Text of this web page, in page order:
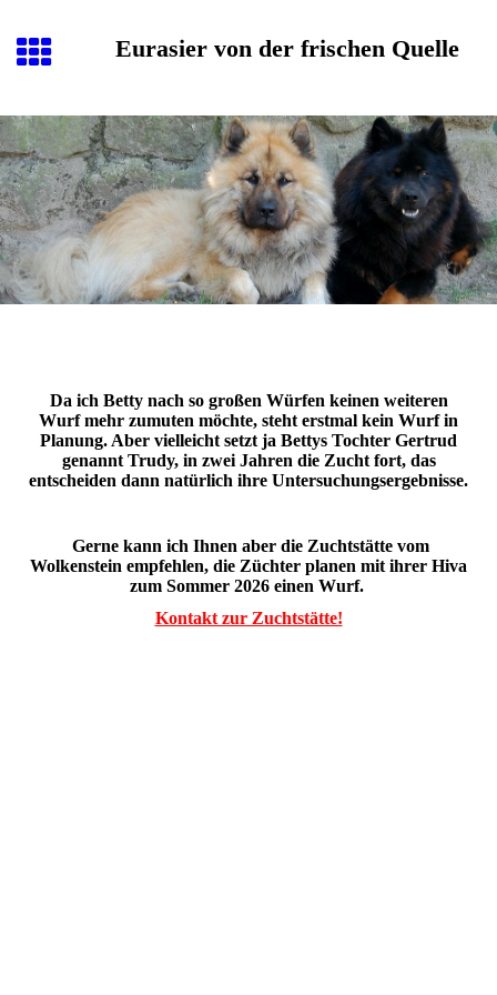
Eurasier von der frischen Quelle
Da ich Betty nach so großen Würfen keinen weiteren
Wurf mehr zumuten möchte, steht erstmal kein Wurf in
Planung. Aber vielleicht setzt ja Bettys Tochter Gertrud
genannt Trudy, in zwei Jahren die Zucht fort, das
entscheiden dann natürlich ihre Untersuchungsergebnisse.
Gerne kann ich Ihnen aber die Zuchtstätte vom
Wolkenstein empfehlen, die Züchter planen mit ihrer Hiva
zum Sommer 2026 einen Wurf.
Kontakt zur Zuchtstätte!